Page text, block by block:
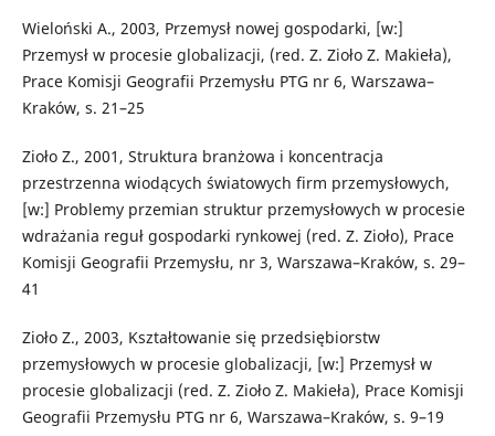
Wieloński A., 2003, Przemysł nowej gospodarki, [w:]
Przemysł w procesie globalizacji, (red. Z. Zioło Z. Makieła),
Prace Komisji Geografii Przemysłu PTG nr 6, Warszawa–
Kraków, s. 21–25
Zioło Z., 2001, Struktura branżowa i koncentracja
przestrzenna wiodących światowych firm przemysłowych,
[w:] Problemy przemian struktur przemysłowych w procesie
wdrażania reguł gospodarki rynkowej (red. Z. Zioło), Prace
Komisji Geografii Przemysłu, nr 3, Warszawa–Kraków, s. 29–
41
Zioło Z., 2003, Kształtowanie się przedsiębiorstw
przemysłowych w procesie globalizacji, [w:] Przemysł w
procesie globalizacji (red. Z. Zioło Z. Makieła), Prace Komisji
Geografii Przemysłu PTG nr 6, Warszawa–Kraków, s. 9–19